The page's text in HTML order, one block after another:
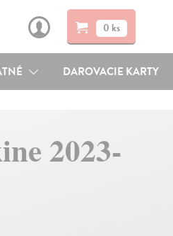
0 ks
DAROVACIE KARTY
2023-